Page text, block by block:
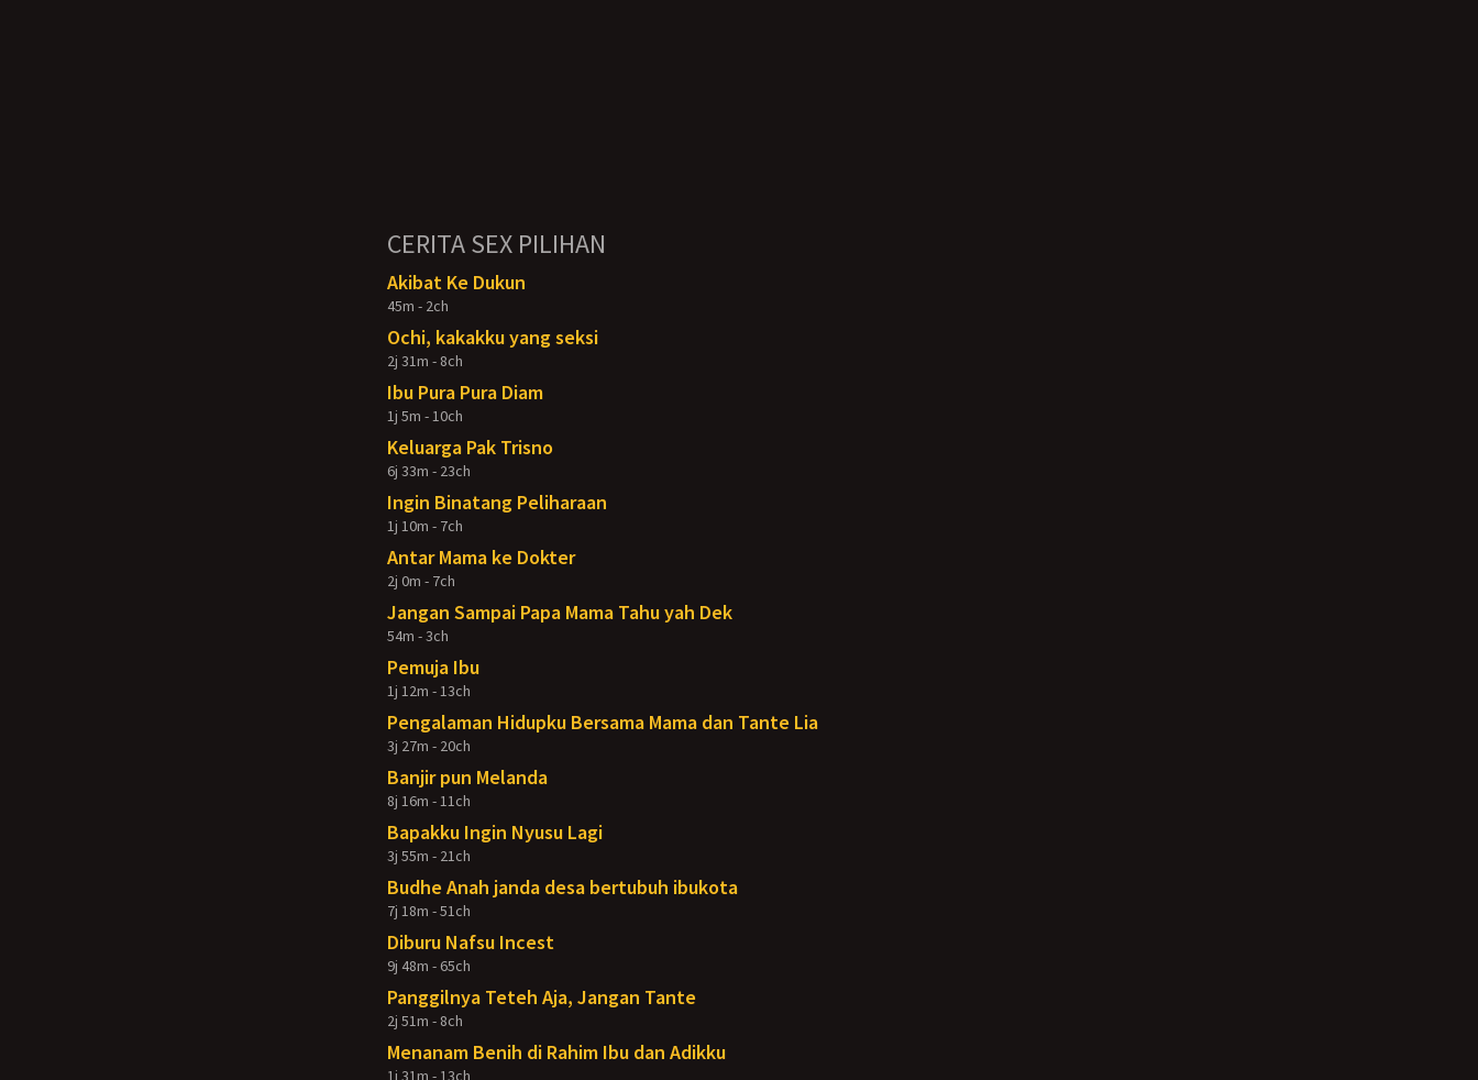
CERITA SEX PILIHAN
Akibat Ke Dukun
45m - 2ch
Ochi, kakakku yang seksi
2j 31m - 8ch
Ibu Pura Pura Diam
1j 5m - 10ch
Keluarga Pak Trisno
6j 33m - 23ch
Ingin Binatang Peliharaan
1j 10m - 7ch
Antar Mama ke Dokter
2j 0m - 7ch
Jangan Sampai Papa Mama Tahu yah Dek
54m - 3ch
Pemuja Ibu
1j 12m - 13ch
Pengalaman Hidupku Bersama Mama dan Tante Lia
3j 27m - 20ch
Banjir pun Melanda
8j 16m - 11ch
Bapakku Ingin Nyusu Lagi
3j 55m - 21ch
Budhe Anah janda desa bertubuh ibukota
7j 18m - 51ch
Diburu Nafsu Incest
9j 48m - 65ch
Panggilnya Teteh Aja, Jangan Tante
2j 51m - 8ch
Menanam Benih di Rahim Ibu dan Adikku
1j 31m - 13ch